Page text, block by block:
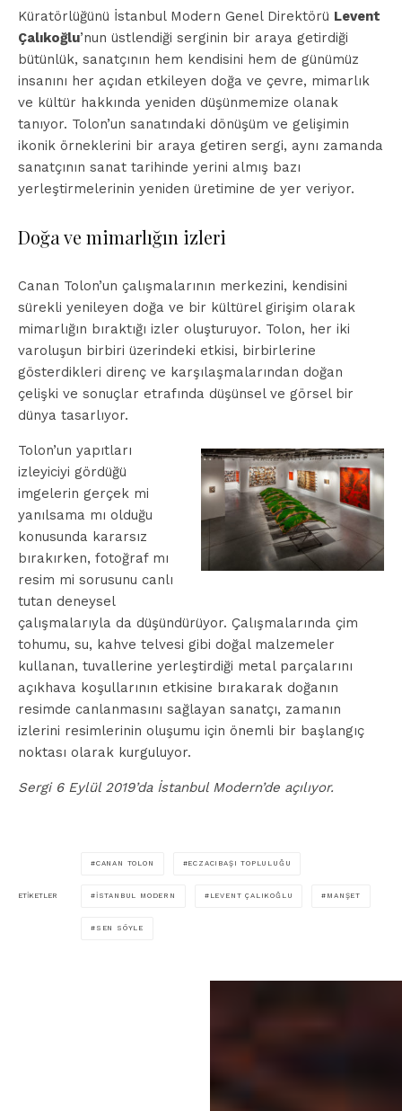
Küratörlüğünü İstanbul Modern Genel Direktörü Levent
Çalıkoğlu’nun üstlendiği serginin bir araya getirdiği
bütünlük, sanatçının hem kendisini hem de günümüz
insanını her açıdan etkileyen doğa ve çevre, mimarlık
ve kültür hakkında yeniden düşünmemize olanak
tanıyor. Tolon’un sanatındaki dönüşüm ve gelişimin
ikonik örneklerini bir araya getiren sergi, aynı zamanda
sanatçının sanat tarihinde yerini almış bazı
yerleştirmelerinin yeniden üretimine de yer veriyor.
Doğa ve mimarlığın izleri
Canan Tolon’un çalışmalarının merkezini, kendisini
sürekli yenileyen doğa ve bir kültürel girişim olarak
mimarlığın bıraktığı izler oluşturuyor. Tolon, her iki
varoluşun birbiri üzerindeki etkisi, birbirlerine
gösterdikleri direnç ve karşılaşmalarından doğan
çelişki ve sonuçlar etrafında düşünsel ve görsel bir
dünya tasarlıyor.
Tolon’un yapıtları
izleyiciyi gördüğü
imgelerin gerçek mi
yanılsama mı olduğu
konusunda kararsız
bırakırken, fotoğraf mı
resim mi sorusunu canlı
tutan deneysel
çalışmalarıyla da düşündürüyor. Çalışmalarında çim
tohumu, su, kahve telvesi gibi doğal malzemeler
kullanan, tuvallerine yerleştirdiği metal parçalarını
açıkhava koşullarının etkisine bırakarak doğanın
resimde canlanmasını sağlayan sanatçı, zamanın
izlerini resimlerinin oluşumu için önemli bir başlangıç
noktası olarak kurguluyor.
Sergi 6 Eylül 2019’da İstanbul Modern’de açılıyor.
ETIKETLER
CANAN TOLON ECZACIBAŞI TOPLULUĞU
İSTANBUL MODERN LEVENT ÇALIKOĞLU MANŞET
SEN SÖYLE